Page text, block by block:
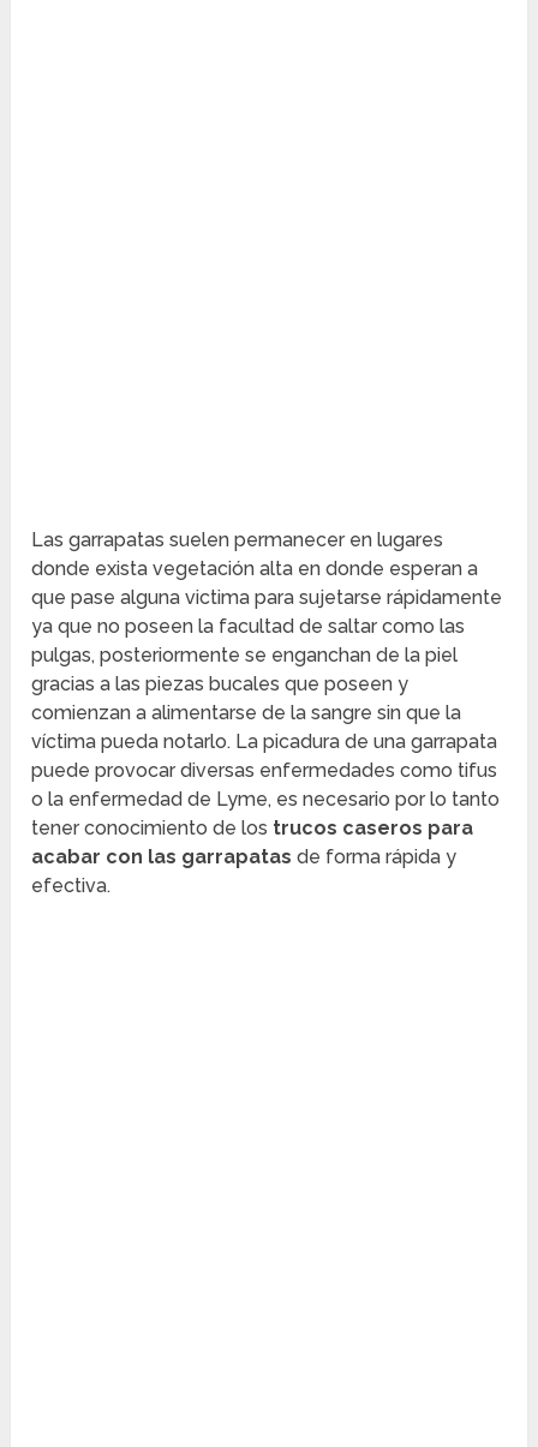
Las garrapatas suelen permanecer en lugares
donde exista vegetación alta en donde esperan a
que pase alguna victima para sujetarse rápidamente
ya que no poseen la facultad de saltar como las
pulgas, posteriormente se enganchan de la piel
gracias a las piezas bucales que poseen y
comienzan a alimentarse de la sangre sin que la
víctima pueda notarlo. La picadura de una garrapata
puede provocar diversas enfermedades como tifus
o la enfermedad de Lyme, es necesario por lo tanto
tener conocimiento de los trucos caseros para
acabar con las garrapatas de forma rápida y
efectiva.